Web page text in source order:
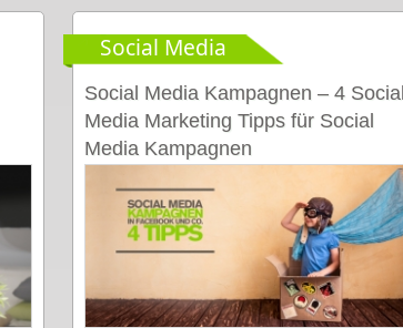
Social Media
Social Media Kampagnen – 4 Social
Media Marketing Tipps für Social
Media Kampagnen